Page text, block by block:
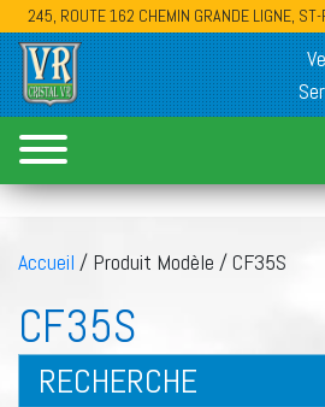
245, ROUTE 162 CHEMIN GRANDE LIGNE,
Accueil / Produit Modèle / CF35S
CF35S
RECHERCHE